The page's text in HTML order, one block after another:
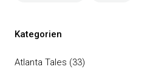
Kategorien
Atlanta Tales (33)